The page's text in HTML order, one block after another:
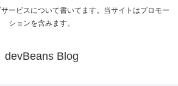
ービスについて書いてます。当サイトはプロモー
ションを含みます。
devBeans Blog